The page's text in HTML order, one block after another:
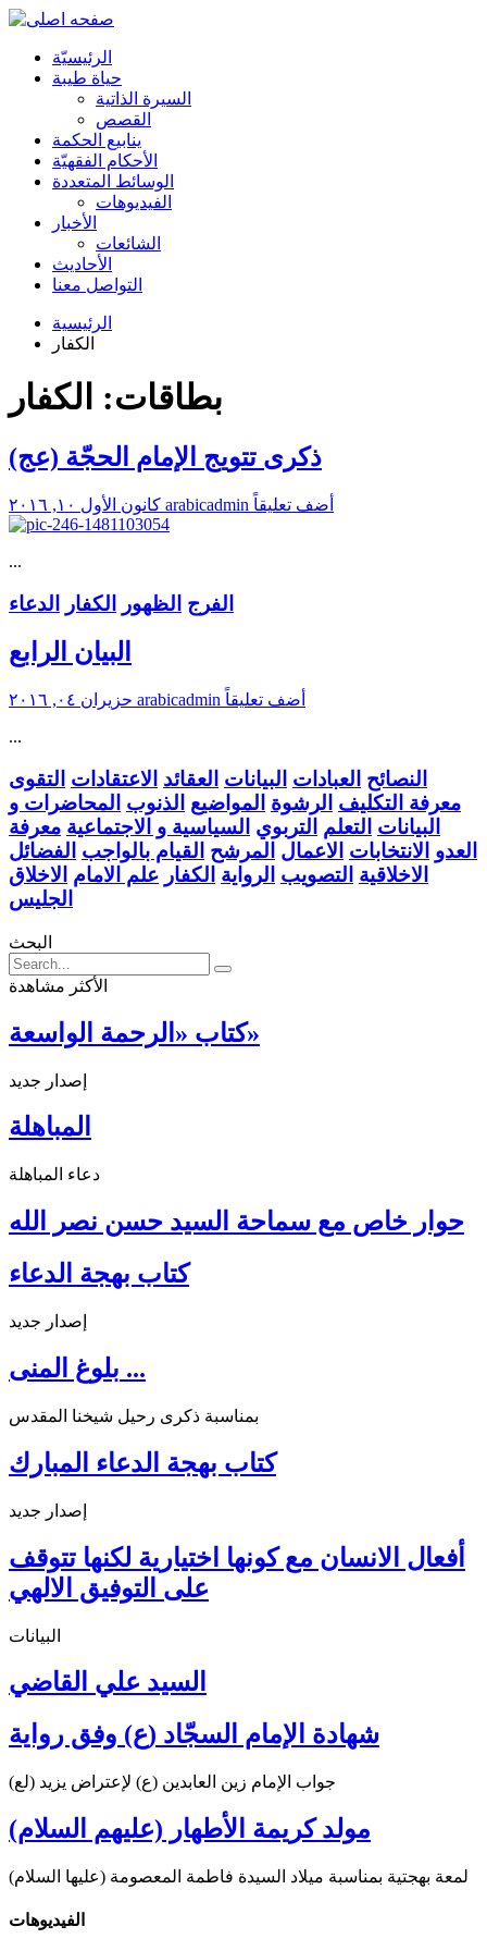
الرئیسیّة
حياة طيبة
السيرة الذاتية
القصص
ينابيع الحكمة
الأحکام الفقهیّة
الوسائط المتعددة
الفیدیوهات
الأخبار
الشائعات
الأحادیث
التواصل معنا
الرئيسية
الكفار
بطاقات: الكفار
ذكرى تتويج الإمام الحجّة (عج)
arabicadmin أضف تعليقاً
...
الفرج الظهور الكفار الدعاء
البيان الرابع
arabicadmin أضف تعليقاً
...
النصائح العبادات البيانات العقائد الاعتقادات التقوى
معرفة التكليف الرشوة المواضيع الذنوب المحاضرات و
البيانات التعلم التربوي السياسية و الاجتماعية معرفة
العدو الانتخابات الاعمال المرشح القيام بالواجب الفضائل
الاخلاقية التصويب الرواية الكفار علم الامام الاخلاق
الجليس
البحث
الأكثر مشاهدة
كتاب «الرحمة الواسعة»
إصدار جديد
المباهلة
دعاء المباهلة
حوار خاص مع سماحة السيد حسن نصر الله
كتاب بهجة الدعاء
إصدار جديد
بلوغ المنى ...
بمناسبة ذكرى رحيل شيخنا المقدس
كتاب بهجة الدعاء المبارك
إصدار جديد
أفعال الانسان مع كونها اختيارية لكنها تتوقف
على التوفيق الالهي
البيانات
السيد علي القاضي
شهادة الإمام السجّاد (ع) وفق رواية
جواب الإمام زين العابدين (ع) لإعتراض يزيد (لع)
مولد كريمة الأطهار (عليهم السلام)
لمعة بهجتية بمناسبة ميلاد السيدة فاطمة المعصومة (عليها السلام)
الفیدیوهات